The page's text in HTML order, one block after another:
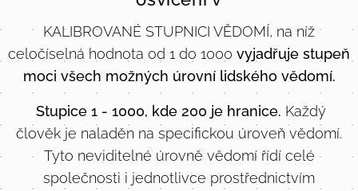
KALIBROVANÉ STUPNICI VĚDOMÍ, na níž
celočíselná hodnota od 1 do 1000 vyjadřuje stupeň
moci všech možných úrovní lidského vědomí.
Stupice 1 - 1000, kde 200 je hranice. Každý
člověk je naladěn na specifickou úroveň vědomí.
Tyto neviditelné úrovně vědomí řídí celé
společnosti i jednotlivce prostřednictvím